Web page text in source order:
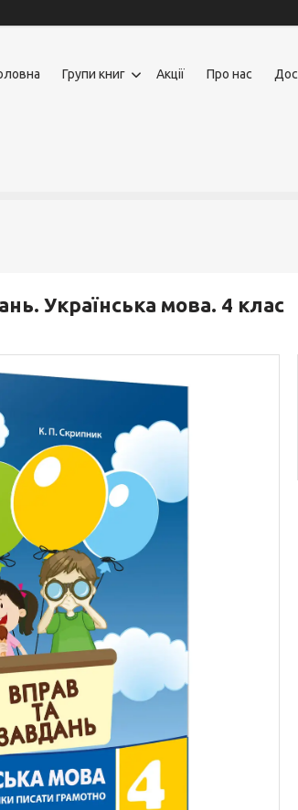
Групи книг Акції Про нас
Українська мова. 4 клас